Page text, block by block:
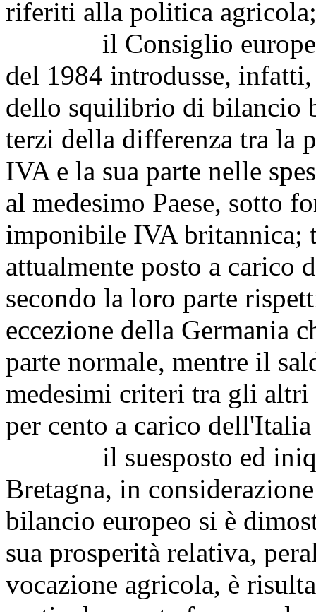
riferiti alla politica agricola;
il Consiglio europeo
del 1984 introdusse,
dello squilibrio di bilancio
terzi della differenza tra la
IVA e la sua parte nelle
al medesimo Paese, sotto
imponibile IVA britannica;
attualmente posto a
secondo la loro parte
eccezione della Germania
parte normale, mentre il
medesimi criteri tra gli
per cento a carico
il suesposto ed iniquo
Bretagna, in
bilancio europeo si è
sua prosperità relativa,
vocazione agricola, è